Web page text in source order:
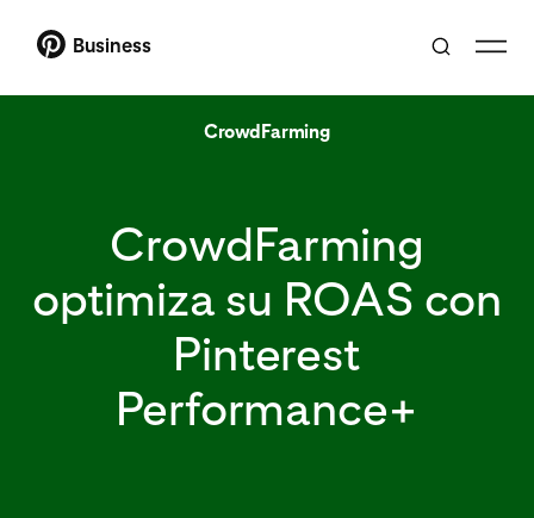
Business
CrowdFarming
CrowdFarming
optimiza su ROAS con
Pinterest
Performance+